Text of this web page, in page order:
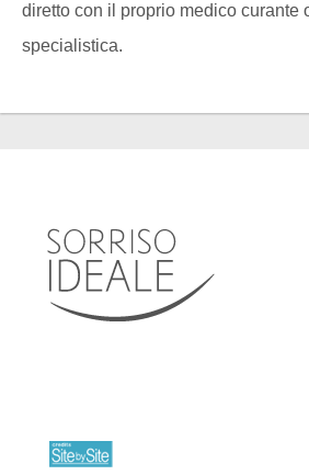
diretto con il proprio medico curante
specialistica.